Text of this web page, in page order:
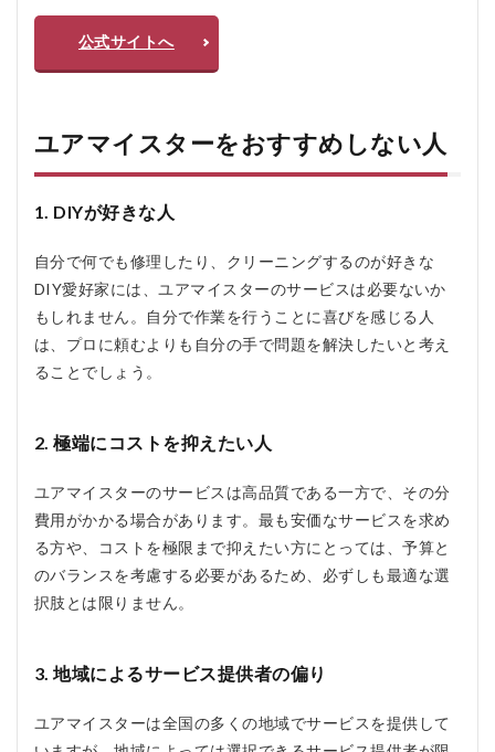
公式サイトへ
ユアマイスターをおすすめしない人
1. DIYが好きな人
自分で何でも修理したり、クリーニングするのが好きな
DIY愛好家には、ユアマイスターのサービスは必要ないか
もしれません。自分で作業を行うことに喜びを感じる人
は、プロに頼むよりも自分の手で問題を解決したいと考え
ることでしょう。
2. 極端にコストを抑えたい人
ユアマイスターのサービスは高品質である一方で、その分
費用がかかる場合があります。最も安価なサービスを求め
る方や、コストを極限まで抑えたい方にとっては、予算と
のバランスを考慮する必要があるため、必ずしも最適な選
択肢とは限りません。
3. 地域によるサービス提供者の偏り
ユアマイスターは全国の多くの地域でサービスを提供して